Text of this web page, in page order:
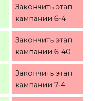
Закончить этап
кампании 6-4
Закончить этап
кампании 6-40
Закончить этап
кампании 7-4